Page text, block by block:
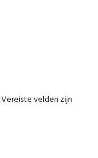
Vereiste velden zijn